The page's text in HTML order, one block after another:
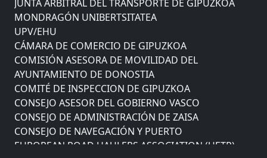
MONDRAGÓN UNIBERTSITATEA
UPV/EHU
CÁMARA DE COMERCIO DE GIPUZKOA
COMISIÓN ASESORA DE MOVILIDAD DEL
AYUNTAMIENTO DE DONOSTIA
COMITÉ DE INSPECCION DE GIPUZKOA
CONSEJO ASESOR DEL GOBIERNO VASCO
CONSEJO DE ADMINISTRACIÓN DE ZAISA
CONSEJO DE NAVEGACIÓN Y PUERTO
EUROPEAN ROAD HAULERS ASSOCIATION (UETR)